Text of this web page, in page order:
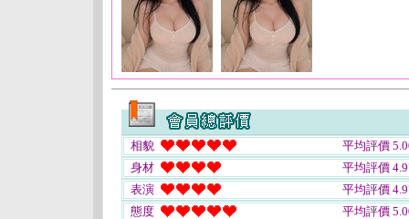
相貌
平均評價
身材
平均評價
表演
平均評價
態度
平均評價